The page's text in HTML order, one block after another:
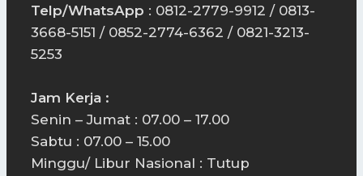
Telp/WhatsApp : 0812-2779-9912 / 0813-
3668-5151 / 0852-2774-6362 / 0821-3213-
5253
Jam Kerja :
Senin – Jumat : 07.00 – 17.00
Sabtu : 07.00 – 15.00
Minggu/ Libur Nasional : Tutup